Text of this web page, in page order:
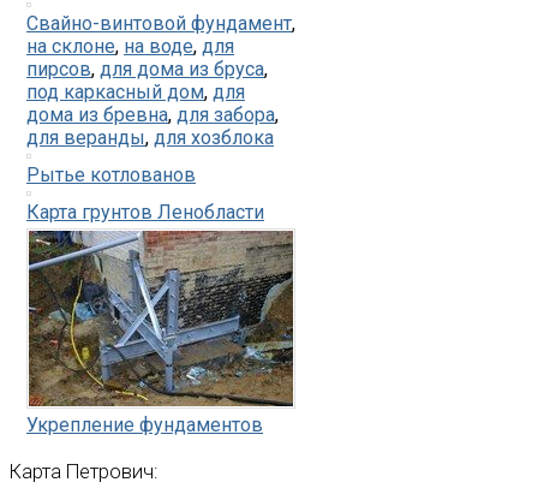
Свайно-винтовой фундамент,
на склоне, на воде, для
пирсов, для дома из бруса,
под каркасный дом, для
дома из бревна, для забора,
для веранды, для хозблока
Рытье котлованов
Карта грунтов Ленобласти
Укрепление фундаментов
Карта Петрович: